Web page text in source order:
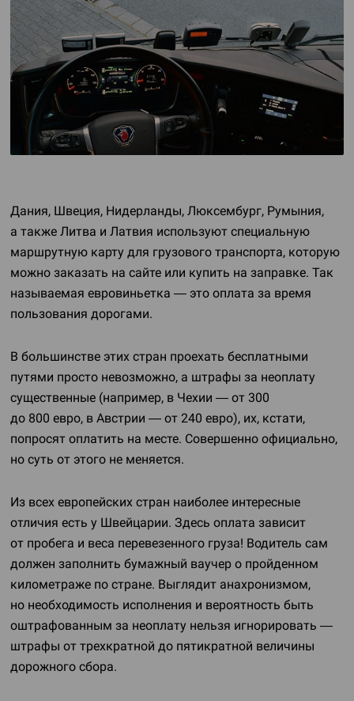
Дания, Швеция, Нидерланды, Люксембург, Румыния,
а также Литва и Латвия используют специальную
маршрутную карту для грузового транспорта, которую
можно заказать на сайте или купить на заправке. Так
называемая евровиньетка — это оплата за время
пользования дорогами.
В большинстве этих стран проехать бесплатными
путями просто невозможно, а штрафы за неоплату
существенные (например, в Чехии — от 300
до 800 евро, в Австрии — от 240 евро), их, кстати,
попросят оплатить на месте. Совершенно официально,
но суть от этого не меняется.
Из всех европейских стран наиболее интересные
отличия есть у Швейцарии. Здесь оплата зависит
от пробега и веса перевезенного груза! Водитель сам
должен заполнить бумажный ваучер о пройденном
километраже по стране. Выглядит анахронизмом,
но необходимость исполнения и вероятность быть
оштрафованным за неоплату нельзя игнорировать —
штрафы от трехкратной до пятикратной величины
дорожного сбора.